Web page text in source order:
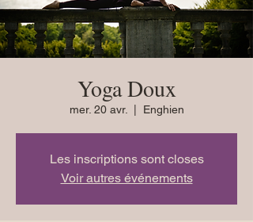
Yoga Doux
mer. 20 avr. Enghien
Les inscriptions sont closes
Voir autres événements